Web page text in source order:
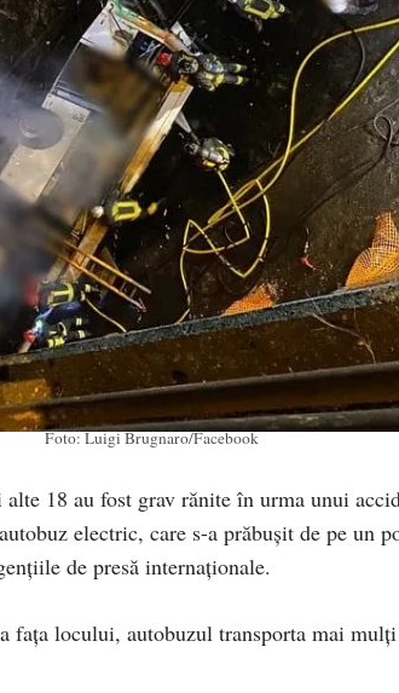
Foto: Luigi Brugnaro/Facebook
18 au fost grav rănite în urma unui
electric, care s-a prăbușit de pe un
de presă internaționale.
fața locului, autobuzul transporta mai